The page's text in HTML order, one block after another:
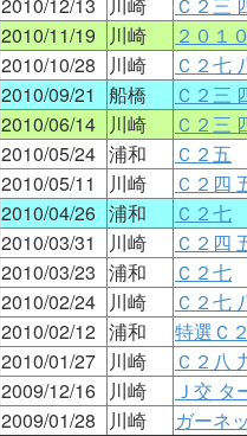
2010/12/13
川崎 Ｃ２三
2010/11/19
川崎 ２０１
2010/10/28
川崎 Ｃ２七
2010/09/21
船橋 Ｃ２三
2010/06/14 川崎 Ｃ２三
2010/05/24 浦和 Ｃ２五
2010/05/11
川崎 Ｃ２四
2010/04/26 浦和 Ｃ２七
2010/03/31
川崎 Ｃ２四
2010/03/23 浦和 Ｃ２七
2010/02/24 川崎 Ｃ２七
2010/02/12 浦和 特選Ｃ
2010/01/27 川崎 Ｃ２八
2009/12/16 川崎 Ｊ交 タ
2009/01/28
川崎 ガーネ